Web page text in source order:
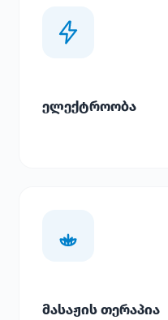
ელექტროობა
მასაჟის თერაპია